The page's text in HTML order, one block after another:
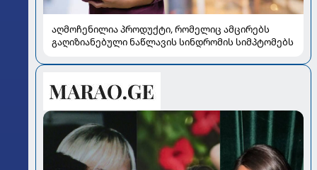
აღმოჩენილია პროდუქტი, რომელიც ამცირებს
გაღიზიანებული ნაწლავის სინდრომის სიმპტომებს